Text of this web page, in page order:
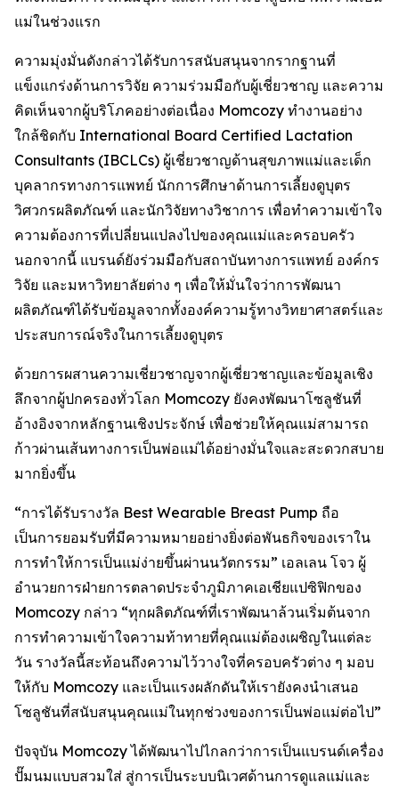
แม่ในช่วงแรก
ความมุ่งมั่นดังกล่าวได้รับการสนับสนุนจากรากฐานที่
แข็งแกร่งด้านการวิจัย ความร่วมมือกับผู้เชี่ยวชาญ และความ
คิดเห็นจากผู้บริโภคอย่างต่อเนื่อง Momcozy ทำงานอย่าง
ใกล้ชิดกับ International Board Certified Lactation
Consultants (IBCLCs) ผู้เชี่ยวชาญด้านสุขภาพแม่และเด็ก
บุคลากรทางการแพทย์ นักการศึกษาด้านการเลี้ยงดูบุตร
วิศวกรผลิตภัณฑ์ และนักวิจัยทางวิชาการ เพื่อทำความเข้าใจ
ความต้องการที่เปลี่ยนแปลงไปของคุณแม่และครอบครัว
นอกจากนี้ แบรนด์ยังร่วมมือกับสถาบันทางการแพทย์ องค์กร
วิจัย และมหาวิทยาลัยต่าง ๆ เพื่อให้มั่นใจว่าการพัฒนา
ผลิตภัณฑ์ได้รับข้อมูลจากทั้งองค์ความรู้ทางวิทยาศาสตร์และ
ประสบการณ์จริงในการเลี้ยงดูบุตร
ด้วยการผสานความเชี่ยวชาญจากผู้เชี่ยวชาญและข้อมูลเชิง
ลึกจากผู้ปกครองทั่วโลก Momcozy ยังคงพัฒนาโซลูชันที่
อ้างอิงจากหลักฐานเชิงประจักษ์ เพื่อช่วยให้คุณแม่สามารถ
ก้าวผ่านเส้นทางการเป็นพ่อแม่ได้อย่างมั่นใจและสะดวกสบาย
มากยิ่งขึ้น
“การได้รับรางวัล Best Wearable Breast Pump ถือ
เป็นการยอมรับที่มีความหมายอย่างยิ่งต่อพันธกิจของเราใน
การทำให้การเป็นแม่ง่ายขึ้นผ่านนวัตกรรม” เอลเลน โจว ผู้
อำนวยการฝ่ายการตลาดประจำภูมิภาคเอเชียแปซิฟิกของ
Momcozy กล่าว “ทุกผลิตภัณฑ์ที่เราพัฒนาล้วนเริ่มต้นจาก
การทำความเข้าใจความท้าทายที่คุณแม่ต้องเผชิญในแต่ละ
วัน รางวัลนี้สะท้อนถึงความไว้วางใจที่ครอบครัวต่าง ๆ มอบ
ให้กับ Momcozy และเป็นแรงผลักดันให้เรายังคงนำเสนอ
โซลูชันที่สนับสนุนคุณแม่ในทุกช่วงของการเป็นพ่อแม่ต่อไป”
ปัจจุบัน Momcozy ได้พัฒนาไปไกลกว่าการเป็นแบรนด์เครื่อง
ปั๊มนมแบบสวมใส่ สู่การเป็นระบบนิเวศด้านการดูแลแม่และ